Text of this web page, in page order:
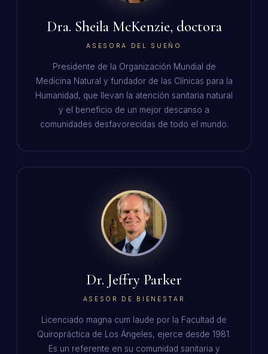
Dra. Sheila McKenzie, doctora
ASESORA DEL SUEÑO
Presidente de la Organización Mundial de
Medicina Natural y fundador de las Clínicas para la
Humanidad, que llevan la atención sanitaria natural
y el beneficio de un mejor descanso a
comunidades desfavorecidas de todo el mundo.
Dr. Jeffry Parker
ASESOR DE BIENESTAR
Licenciado magna cum laude por la Facultad de
Quiropráctica de Los Ángeles, ejerce desde 1981.
Es un referente en su comunidad sanitaria y